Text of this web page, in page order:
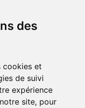
des
cookies et
de suivi
expérience
site, pour
DÉCOUVRIR BRUXELLES